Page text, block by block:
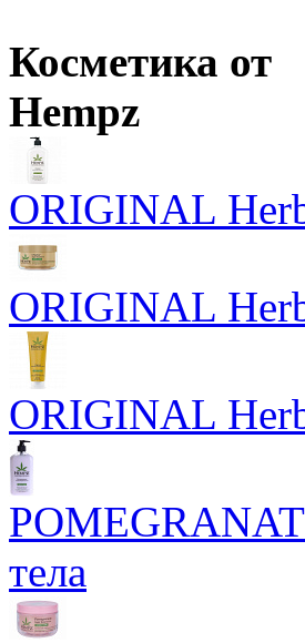
Косметика от
Hempz
ORIGINAL
ORIGINAL
ORIGINAL
тела